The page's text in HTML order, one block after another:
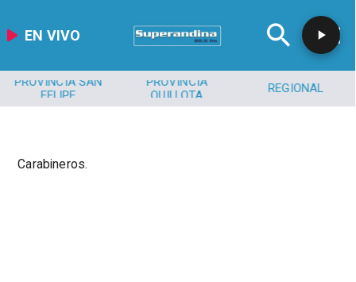
EN VIVO
PROVINCIA SAN
FELIPE
PROVINCIA
QUILLOTA
REGIONAL
Carabineros.